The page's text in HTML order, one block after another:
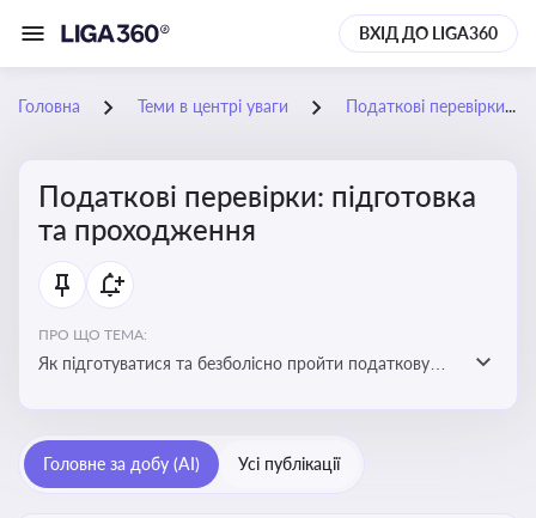
ВХІД ДО LIGA360
Головна Теми в центрі уваги Податкові перевірки: підготовка та проходження
Податкові перевірки: підготовка
та проходження
ПРО ЩО ТЕМА:
Як підготуватися та безболісно пройти податкову
Головне за добу (AI) Усі публікації